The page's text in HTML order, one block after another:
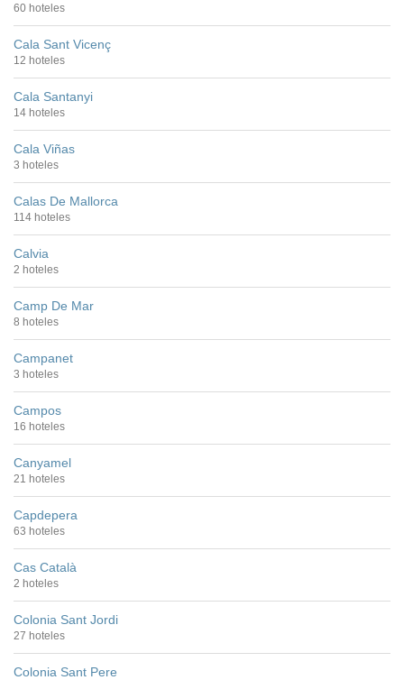
60 hoteles
Cala Sant Vicenç
12 hoteles
Cala Santanyi
14 hoteles
Cala Viñas
3 hoteles
Calas De Mallorca
114 hoteles
Calvia
2 hoteles
Camp De Mar
8 hoteles
Campanet
3 hoteles
Campos
16 hoteles
Canyamel
21 hoteles
Capdepera
63 hoteles
Cas Català
2 hoteles
Colonia Sant Jordi
27 hoteles
Colonia Sant Pere